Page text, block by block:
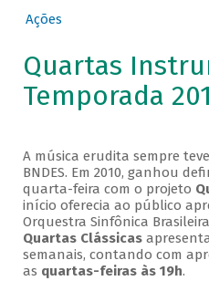
Ações
Quartas
Temporada
A música erudita sempre
BNDES. Em 2010, ganhou
quarta-feira com o projeto
início oferecia ao público
Orquestra Sinfônica
Quartas Clássicas
semanais, contando com
as quartas-feiras às 19h.